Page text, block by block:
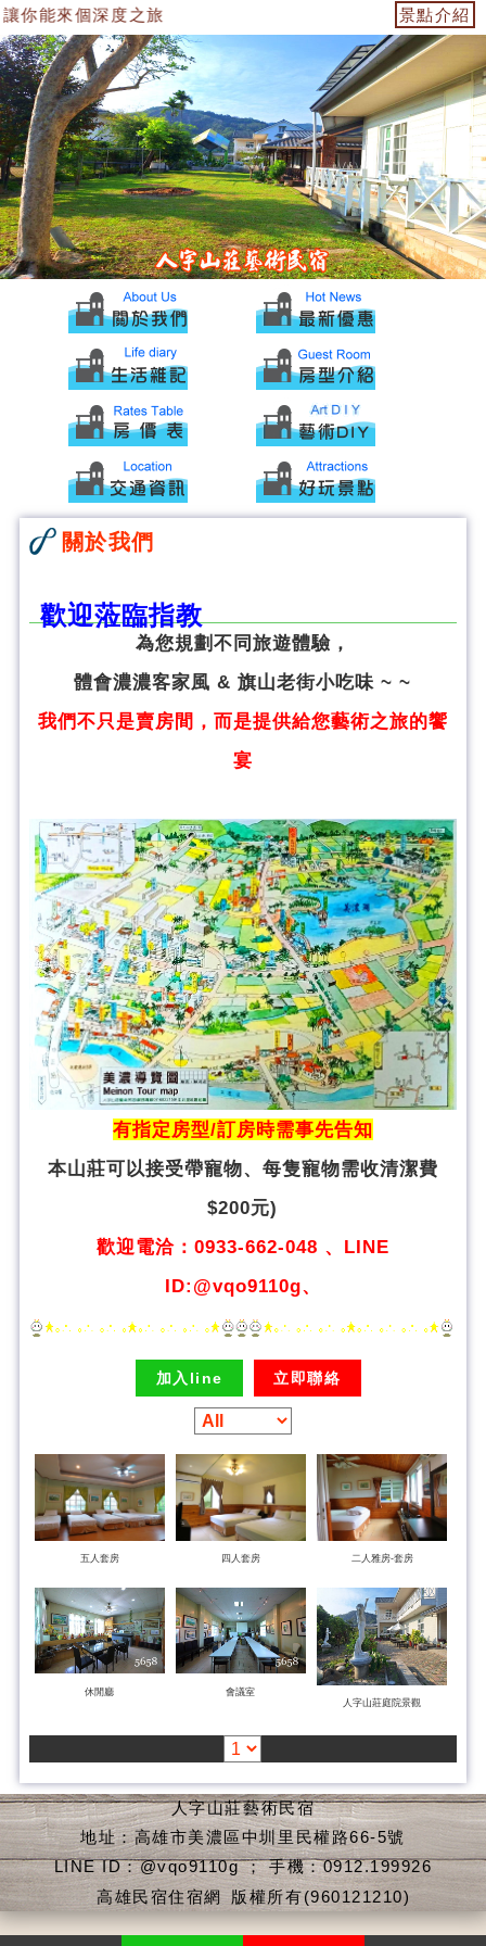
你能來個深度之旅 景點介紹
關於我們
歡迎蒞臨指教
為您規劃不同旅遊體驗，
體會濃濃客家風 & 旗山老街小吃味 ~ ~
我們不只是賣房間，而是提供給您藝術之旅的饗
宴
有指定房型/訂房時需事先告知
本山莊可以接受帶寵物、 每隻寵物需收清潔費
$200元)
歡迎電洽：0933-662-048 、LINE
ID:@vqo9110g、
加入line 立即聯絡
五人套房 四人套房 二人雅房-套房
休閒廳
會議室
人字山莊庭院景觀
人字山莊藝術民宿
地址：高雄市美濃區中圳里民權路66-5號
LINE ID：@vqo9110g ； 手機：0912.199926
高雄民宿住宿網 版權所有(960121210)